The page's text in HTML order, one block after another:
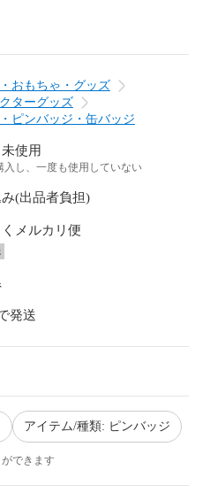
おもちゃ・グッズ
ターグッズ
ピンバッジ・缶バッジ
使用
入し、一度も使用していない
(出品者負担)
メルカリ便
発送
アイテム/種類: ピンバッジ
できます